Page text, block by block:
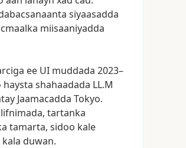
siyaasadda
miisaaniyadda
ee UI muddada 2023–
haysta shahaadada LL.M
Jaamacadda Tokyo.
tartanka
tamarta, sidoo kale
kala duwan.